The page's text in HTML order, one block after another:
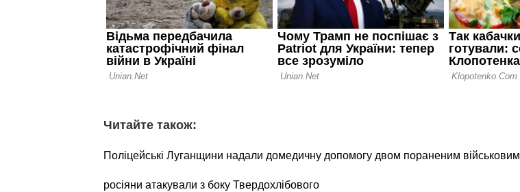
Читайте також:
Поліцейські Луганщини надали домедичну допомогу двом пораненим військовим
росіяни атакували з боку Твердохлібового